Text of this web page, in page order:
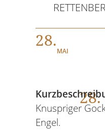
28.
MAI
28.
Knuspriger
Engel.